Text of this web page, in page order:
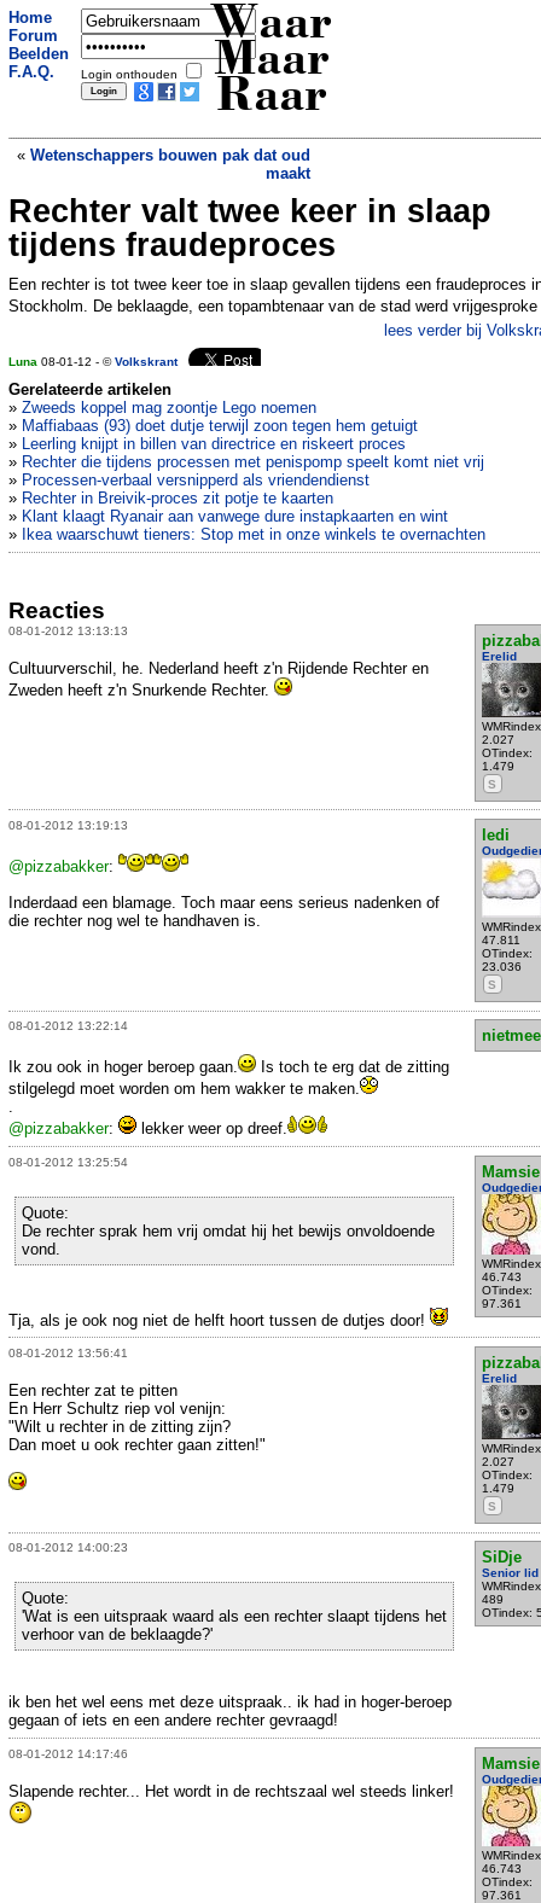
Home
Forum
Beelden
F.A.Q.
Login onthouden
Waar
Maar
Raar
« Wetenschappers bouwen pak dat oud
maakt
Kinderen spanden prikkeldraad over
fietspad»
Rechter valt twee keer in slaap
tijdens fraudeproces
Een rechter is tot twee keer toe in slaap gevallen tijdens een fraudeproces
Stockholm. De beklaagde, een topambtenaar van de stad werd vrijgesproke
lees verder bij
Luna 08-01-12 - ©Volkskrant
Gerelateerde artikelen
» Zweeds koppel mag zoontje Lego noemen
» Maffiabaas (93) doet dutje terwijl zoon tegen hem getuigt
» Leerling knijpt in billen van directrice en riskeert proces
» Rechter die tijdens processen met penispomp speelt komt niet vrij
» Processen-verbaal versnipperd als vriendendienst
» Rechter in Breivik-proces zit potje te kaarten
» Klant klaagt Ryanair aan vanwege dure instapkaarten en wint
»
Ikea waarschuwt tieners: Stop met in onze winkels te overnachten
Reacties
08-01-2012 13:13:13
Erelid
2.027
OTindex:
1.479
S
Cultuurverschil, he. Nederland heeft z'n Rijdende Rechter en
Zweden heeft z'n Snurkende Rechter.
08-01-2012 13:19:13
ledi
47.811
OTindex:
23.036
S
@pizzabakker:
Inderdaad een blamage. Toch maar eens serieus nadenken of
die rechter nog wel te handhaven is.
08-01-2012 13:22:14
Ik zou ook in hoger beroep gaan.
Is toch te erg dat de zitting
stilgelegd moet worden om hem wakker te maken.
.
@pizzabakker: lekker weer op dreef.
08-01-2012 13:25:54
Mamsie
46.743
OTindex:
97.361
Quote:
De rechter sprak hem vrij omdat hij het bewijs onvoldoende
vond.
Tja, als je ook nog niet de helft hoort tussen de dutjes door!
08-01-2012 13:56:41
Erelid
2.027
OTindex:
1.479
S
Een rechter zat te pitten
En Herr Schultz riep vol venijn:
"Wilt u rechter in de zitting zijn?
Dan moet u ook rechter gaan zitten!"
08-01-2012 14:00:23
SiDje
Senior lid
489
OTindex:
Quote:
'Wat is een uitspraak waard als een rechter slaapt tijdens het
verhoor van de beklaagde?'
ik ben het wel eens met deze uitspraak.. ik had in hoger-beroep
gegaan of iets en een andere rechter gevraagd!
08-01-2012 14:17:46
Mamsie
46.743
OTindex:
97.361
Slapende rechter... Het wordt in de rechtszaal wel steeds linker!